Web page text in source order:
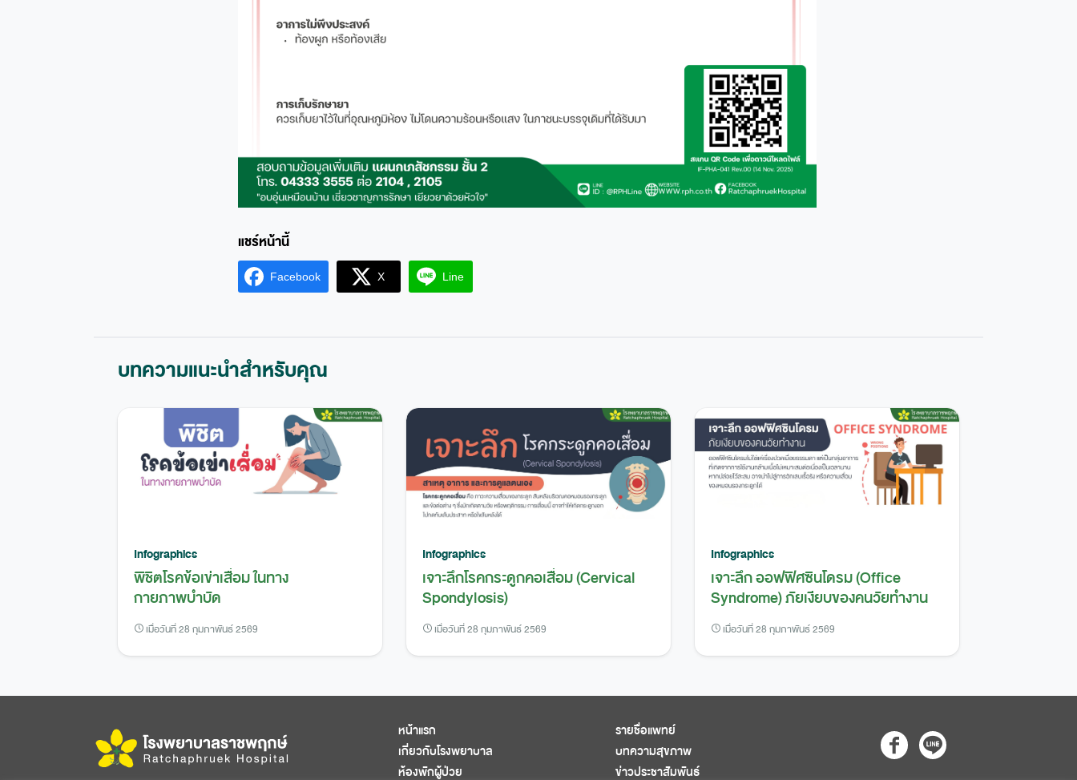
Facebook X Line
บทความแนะนำสำหรับคุณ
Infographics
พิชิตโรคข้อเข่าเสื่อม ในทาง
กายภาพบำบัด
เมื่อวันที่ 28 กุมภาพันธ์ 2569
Infographics
เจาะลึกโรคกระดูกคอเสื่อม (Cervical
Spondylosis)
เมื่อวันที่ 28 กุมภาพันธ์ 2569
Infographics
เจาะลึก ออฟฟิศซินโดรม (Office
Syndrome) ภัยเงียบของคนวัยทำงาน
เมื่อวันที่ 28 กุมภาพันธ์ 2569
หน้าแรก
เกี่ยวกับโรงพยาบาล
ห้องพักผู้ป่วย
รายชื่อแพทย์
บทความสุขภาพ
ข่าวประชาสัมพันธ์